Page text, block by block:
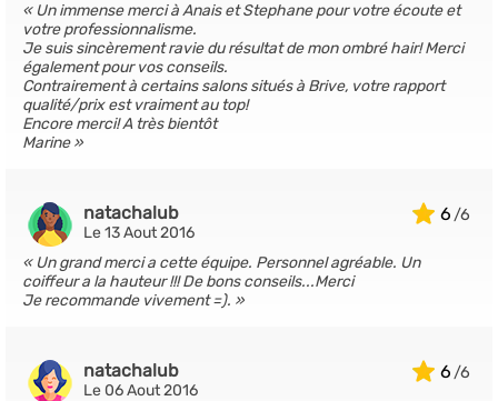
Un immense merci à Anais et Stephane pour votre écoute et
votre professionnalisme.
Je suis sincèrement ravie du résultat de mon ombré hair! Merci
également pour vos conseils.
Contrairement à certains salons situés à Brive, votre rapport
qualité/prix est vraiment au top!
Encore merci! A très bientôt
Marine
6
natachalub
Le 13 Aout 2016
Un grand merci a cette équipe. Personnel agréable. Un
coiffeur a la hauteur !!! De bons conseils...Merci
Je recommande vivement =).
6
natachalub
Le 06 Aout 2016